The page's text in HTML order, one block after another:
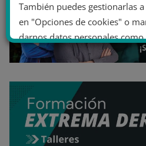
También puedes gestionarlas
en "Opciones de cookies" o
darnos datos personales
último, puedes leer nuestra
No dar mi información
Opciones de cookies